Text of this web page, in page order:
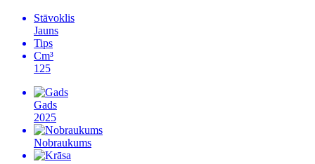
Stāvoklis
Jauns
Tips
Cm³
125
Gads
2025
Nobraukums